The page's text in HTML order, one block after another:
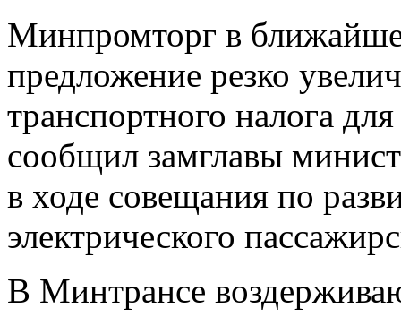
Минпромторг в
предложение резко
транспортного налога
сообщил замглавы
в ходе совещания по
электрического
В Минтрансе